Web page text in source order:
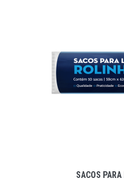
SACOS